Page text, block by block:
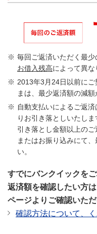
STEP.7確認
毎回ご返済いただく最
お借入残高によって異な
2013年3月24日以前に
まは、最少返済額の減額
自動支払いによるご返
りお引き落としいたしま
引き落とし金額以上の
またはお振り込みにて
い。
すでにバンクイックを
返済額を確認したい方
ページよりご確認いただ
確認方法について、